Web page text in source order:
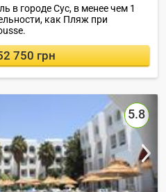
в городе Сус, в менее чем 1
как Пляж при
750 грн
5.8